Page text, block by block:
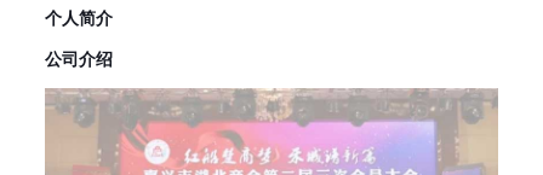
个人简介
公司介绍